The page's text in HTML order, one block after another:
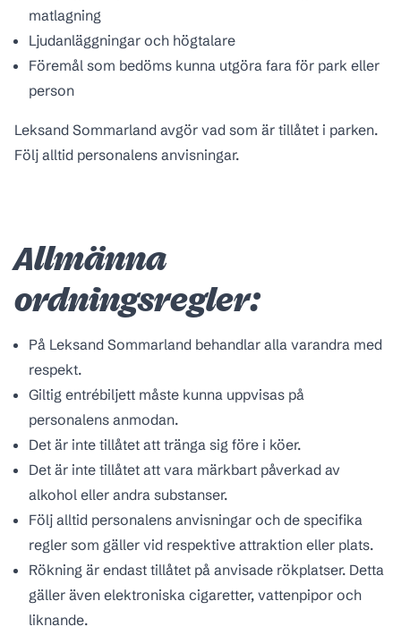
matlagning
Ljudanläggningar och högtalare
Föremål som bedöms kunna utgöra fara för park eller
person
Leksand Sommarland avgör vad som är tillåtet i parken.
Följ alltid personalens anvisningar.
Allmänna
ordningsregler:
På Leksand Sommarland behandlar alla varandra med
respekt.
Giltig entrébiljett måste kunna uppvisas på
personalens anmodan.
Det är inte tillåtet att tränga sig före i köer.
Det är inte tillåtet att vara märkbart påverkad av
alkohol eller andra substanser.
Följ alltid personalens anvisningar och de specifika
regler som gäller vid respektive attraktion eller plats.
Rökning är endast tillåtet på anvisade rökplatser. Detta
gäller även elektroniska cigaretter, vattenpipor och
liknande.